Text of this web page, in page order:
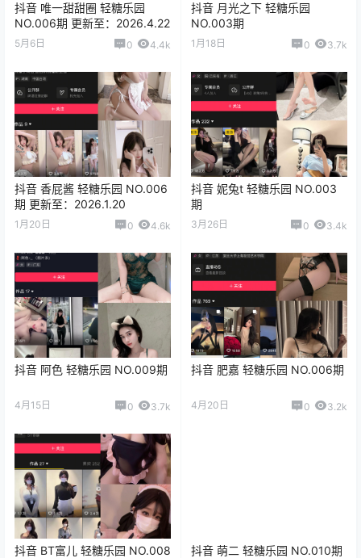
抖音 唯一甜甜圈 轻糖乐园
NO.006期 更新至：2026.4.22
5月6日 0 4.4k
抖音 月光之下 轻糖乐园
NO.003期
1月18日 0 3.7k
抖音 香屁酱 轻糖乐园 NO.006
期 更新至：2026.1.20
1月20日 0 4.6k
抖音 妮兔t 轻糖乐园 NO.003
期
3月26日 0 3.4k
抖音 阿色 轻糖乐园 NO.009期
4月15日 0 3.7k
抖音 肥嘉 轻糖乐园 NO.006期
4月20日 0 3.2k
抖音 BT富儿 轻糖乐园 NO.008
抖音 萌二 轻糖乐园 NO.010期